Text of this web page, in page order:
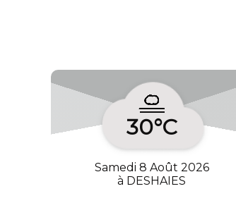
30°C
Samedi 8 Août 2026
à DESHAIES